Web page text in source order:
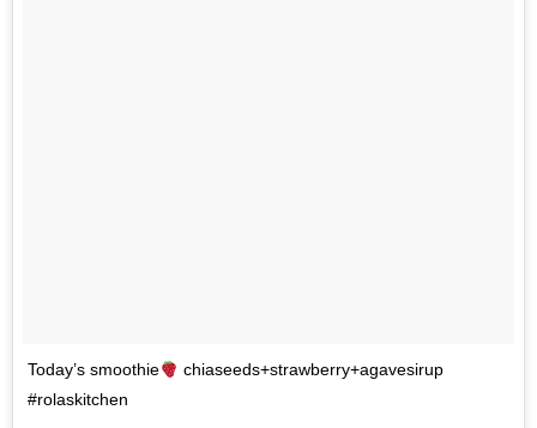
Today’s smoothie
chiaseeds+strawberry+agavesirup
#rolaskitchen